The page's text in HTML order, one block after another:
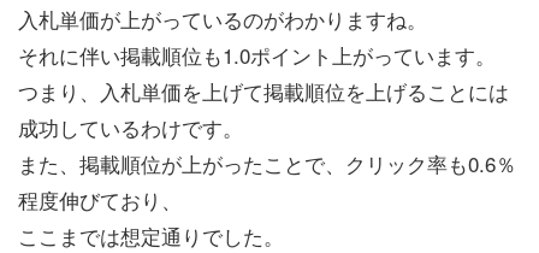
入札単価が上がっているのがわかりますね。
それに伴い掲載順位も1.0ポイント上がっています。
つまり、入札単価を上げて掲載順位を上げることには
成功しているわけです。
また、掲載順位が上がったことで、クリック率も0.6％
程度伸びており、
ここまでは想定通りでした。